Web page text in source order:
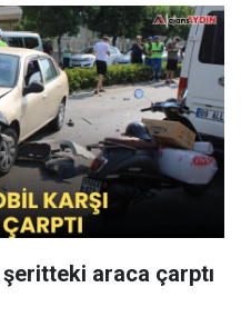
şeritteki araca çarptı